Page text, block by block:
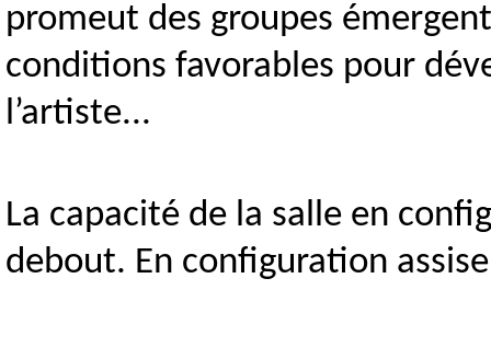
promeut des groupes
conditions favorables pour
l’artiste...
La capacité de la salle en
debout. En configuration